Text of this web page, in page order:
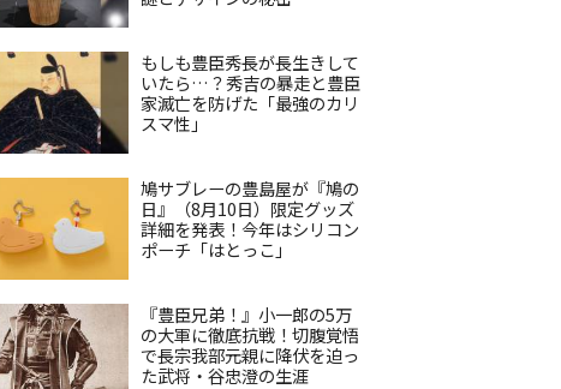
もしも豊臣秀長が長生きして
いたら…？秀吉の暴走と豊臣
家滅亡を防げた「最強のカリ
スマ性」
鳩サブレーの豊島屋が『鳩の
日』（8月10日）限定グッズ
詳細を発表！今年はシリコン
ポーチ「はとっこ」
『豊臣兄弟！』小一郎の5万
の大軍に徹底抗戦！切腹覚悟
で長宗我部元親に降伏を迫っ
た武将・谷忠澄の生涯